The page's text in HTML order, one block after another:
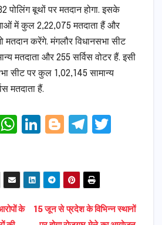
पोलिंग बूथों पर मतदान होगा. इसके
में कुल 2,22,075 मतदाता हैं और
मतदान करेंगे. मंगलौर विधानसभा सीट
मतदाता और 255 सर्विस वोटर हैं. इसी
सीट पर कुल 1,02,145 सामान्य
मतदाता हैं.
E
W
ts
A
p
Li
e
n
Bl
g
e
r
T
gr
a
m r
15 जून से प्रदेश के विभिन्न स्थानों
के